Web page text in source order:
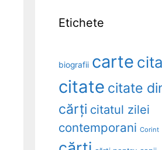
Etichete
biografii carte
citate citate
cărți citatul zilei
contemporani Corint